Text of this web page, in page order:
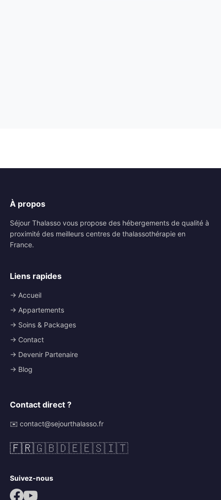
À propos
Séjour Thalasso vous propose des hébergements de qualité à
proximité des meilleurs centres de thalassothérapie en
France.
Liens rapides
→ Accueil
→ Appartements
→ Soins & Packages
→ Contact
→ Devenir Partenaire
→ Blog
Contact direct ?
✉️ contact@sejourthalasso.fr
🇫🇷🇬🇧🇩🇪🇪🇸🇮🇹
Suivez-nous